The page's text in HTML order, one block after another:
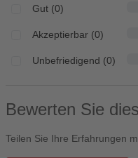
Gut (0)
Akzeptierbar (0)
Unbefriedigend (0)
Bewerten Sie
Teilen Sie Ihre Erfahrungen